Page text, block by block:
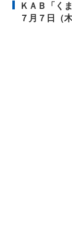
ＫＡＢ「く
７月７日（
会員専用ページ